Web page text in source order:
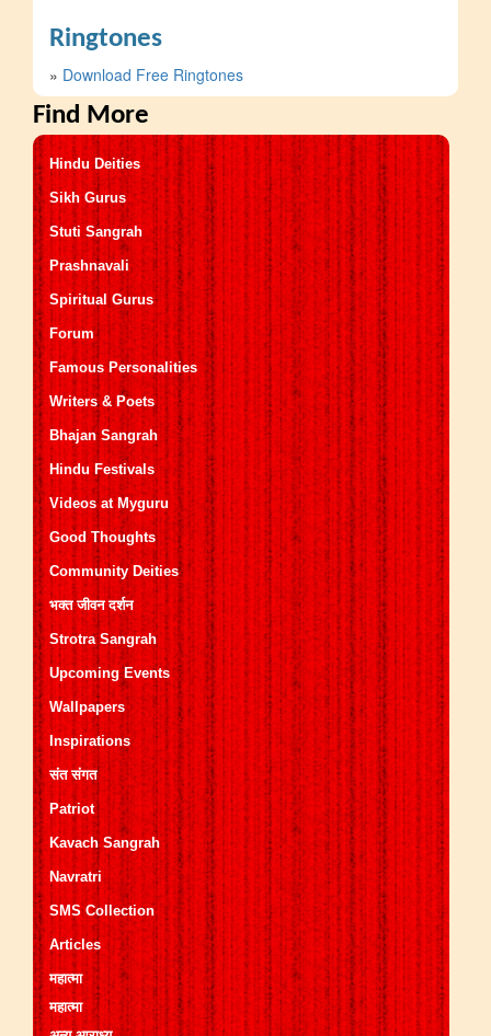
Ringtones
» Download Free Ringtones
Find More
Hindu Deities
Sikh Gurus
Stuti Sangrah
Prashnavali
Spiritual Gurus
Forum
Famous Personalities
Writers & Poets
Bhajan Sangrah
Hindu Festivals
Videos at Myguru
Good Thoughts
Community Deities
भक्त जीवन दर्शन
Strotra Sangrah
Upcoming Events
Wallpapers
Inspirations
संत संगत
Patriot
Kavach Sangrah
Navratri
SMS Collection
Articles
महात्मा
महात्मा